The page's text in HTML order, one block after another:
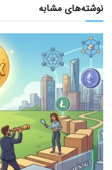
نوشته‌های مشابه